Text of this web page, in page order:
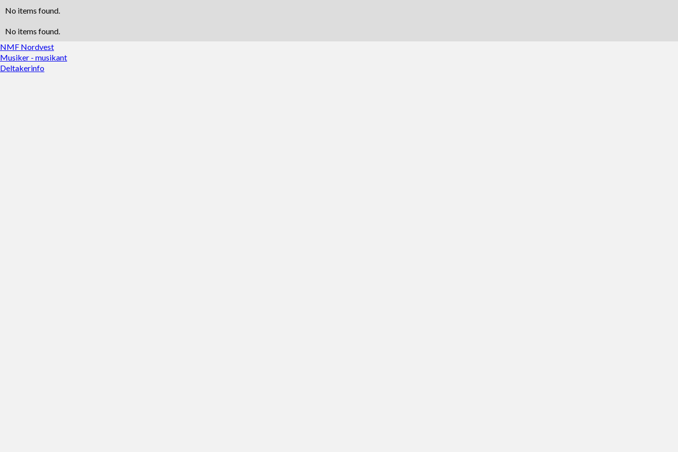
No items found.
No items found.
NMF Nordvest
Musiker - musikant
Deltakerinfo